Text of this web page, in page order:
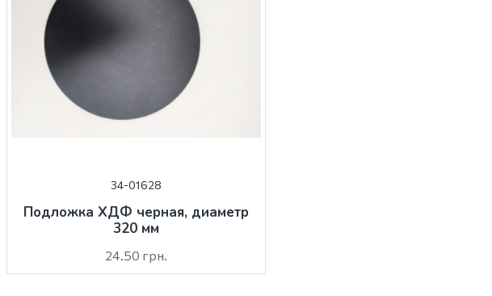
34-01628
Подложка ХДФ черная, диаметр
320 мм
24.50 грн.